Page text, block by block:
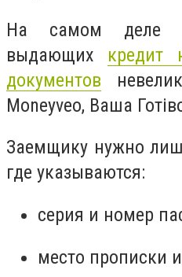
На самом деле
выдающих кредит
документов
Moneyveo, Ваша
Заемщику нужно
где указываются:
серия и номер
место прописки